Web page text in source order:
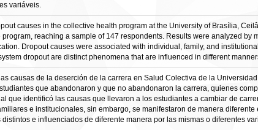
variáveis.
causes in the collective health program at the University of Brasília,
reaching a sample of 147 respondents. Results were analyzed
Dropout causes were associated with individual, family, and
dropout are distinct phenomena that are influenced in different
causas de la deserción de la carrera en Salud Colectiva de la
que abandonaron y que no abandonaron la carrera, quienes
que identificó las causas que llevaron a los estudiantes a cambiar de
e institucionales, sin embargo, se manifestaron de manera
e influenciados de diferente manera por las mismas o diferentes